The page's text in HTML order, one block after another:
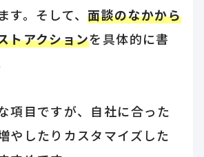
す。そして、面談のなかから
トアクションを具体的に書
項目ですが、自社に合った
やしたりカスタマイズした